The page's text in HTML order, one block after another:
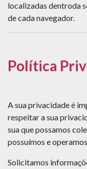
localizadas dentroda
de cada navegador.
Política
A sua privacidade é
respeitar a sua
sua que possamos
possuímos e
Solicitamos